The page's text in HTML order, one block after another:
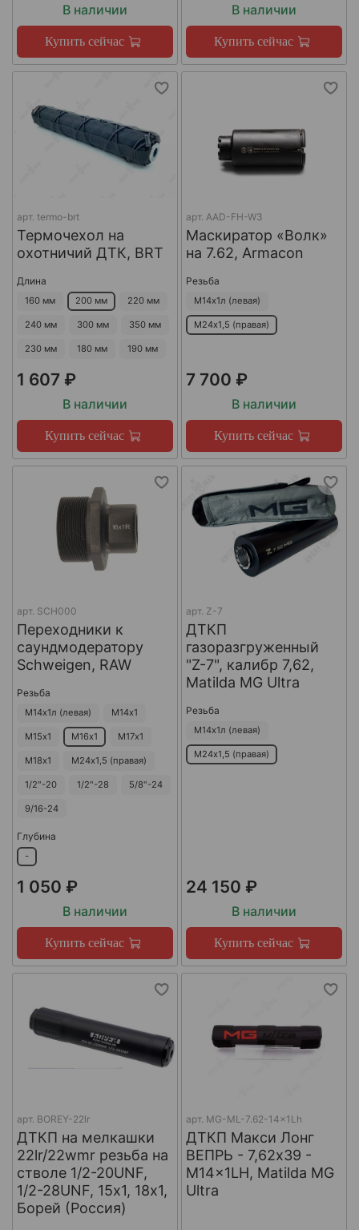
В наличии
Купить сейчас
В наличии
Купить сейчас
арт. termo-brt
Термочехол на
охотничий ДТК, BRT
Длина
160 мм 200 мм 220 мм
240 мм 300 мм 350 мм
230 мм 180 мм 190 мм
1 607 ₽
В наличии
Купить сейчас
арт. AAD-FH-W3
Маскиратор «Волк»
на 7.62, Armacon
Резьба
М14х1л (левая)
М24х1,5 (правая)
7 700 ₽
В наличии
Купить сейчас
арт. SCH000
Переходники к
саундмодератору
Schweigen, RAW
Резьба
М14х1л (левая) М14х1
М15х1 М16х1 М17х1
М18х1 М24х1,5 (правая)
1/2"-20 1/2"-28 5/8"-24
9/16-24
Глубина
-
1 050 ₽
В наличии
Купить сейчас
арт. Z-7
ДТКП
газоразгруженный
"Z-7", калибр 7,62,
Matilda MG Ultra
Резьба
М14х1л (левая)
М24х1,5 (правая)
24 150 ₽
В наличии
Купить сейчас
арт. BOREY-22lr
ДТКП на мелкашки
22lr/22wmr резьба на
стволе 1/2-20UNF,
1/2-28UNF, 15х1, 18х1,
Борей (Россия)
арт. MG-ML-7.62-14x1Lh
ДТКП Макси Лонг
ВЕПРЬ - 7,62x39 -
M14x1LH, Matilda MG
Ultra